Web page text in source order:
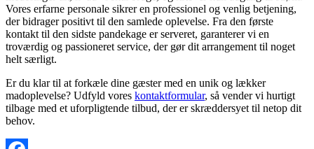
Vores erfarne personale sikrer en professionel og venlig betjening,
der bidrager positivt til den samlede oplevelse. Fra den første
kontakt til den sidste pandekage er serveret, garanterer vi en
troværdig og passioneret service, der gør dit arrangement til noget
helt særligt.
Er du klar til at forkæle dine gæster med en unik og lækker
madoplevelse? Udfyld vores kontaktformular, så vender vi hurtigt
tilbage med et uforpligtende tilbud, der er skræddersyet til netop dit
behov.